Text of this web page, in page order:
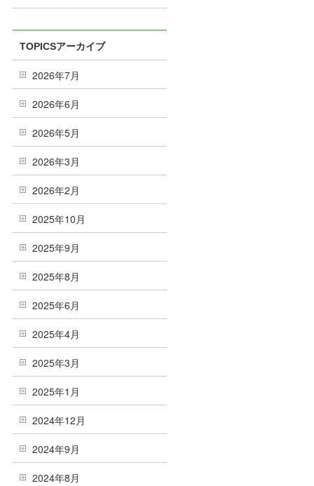
TOPICSアーカイブ
2026年7月
2026年6月
2026年5月
2026年3月
2026年2月
2025年10月
2025年9月
2025年8月
2025年6月
2025年4月
2025年3月
2025年1月
2024年12月
2024年9月
2024年8月